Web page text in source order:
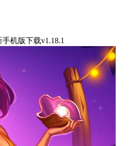
机版下载v1.18.1